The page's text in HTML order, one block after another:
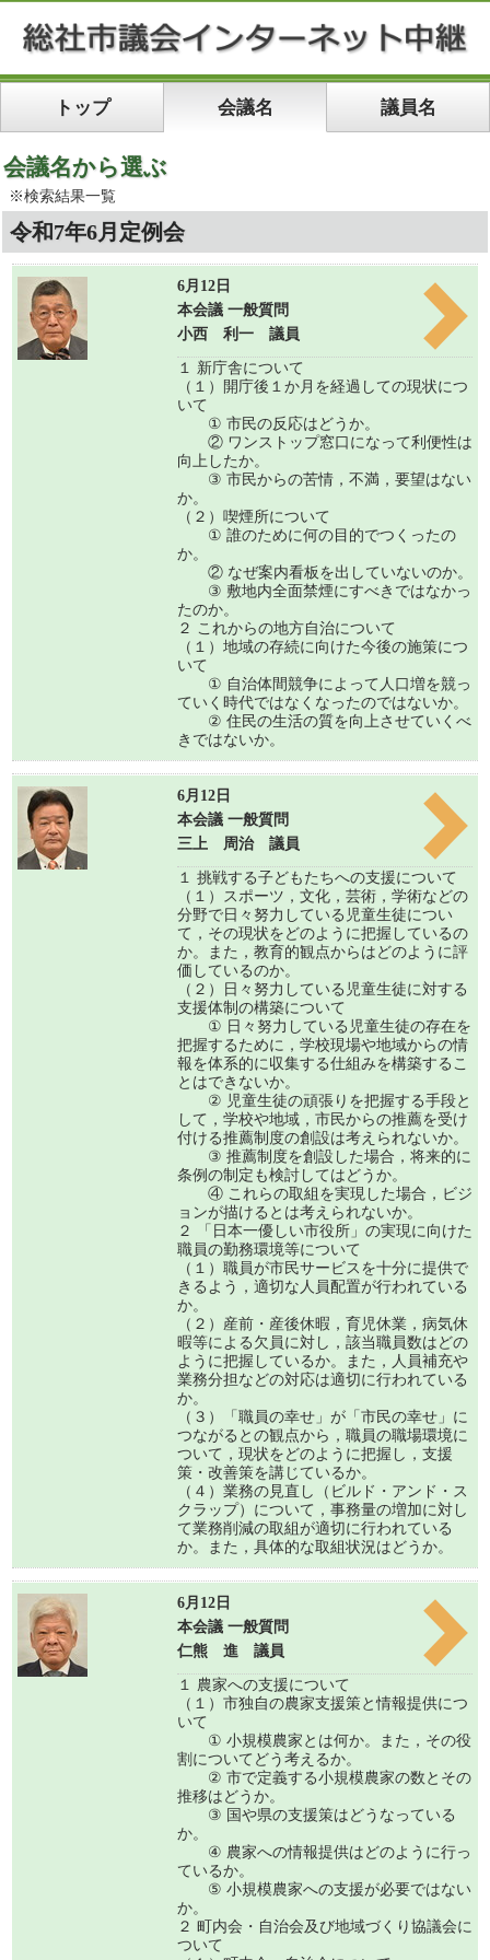
トップ 会議名 議員名
会議名から選ぶ
※検索結果一覧
令和7年6月定例会
6月12日
本会議 一般質問
小西 利一 議員
１ 新庁舎について
（１）開庁後１か月を経過しての現状につ
いて
① 市民の反応はどうか。
② ワンストップ窓口になって利便性は
向上したか。
③ 市民からの苦情，不満，要望はない
か。
（２）喫煙所について
① 誰のために何の目的でつくったの
か。
② なぜ案内看板を出していないのか。
③ 敷地内全面禁煙にすべきではなかっ
たのか。
２ これからの地方自治について
（１）地域の存続に向けた今後の施策につ
いて
① 自治体間競争によって人口増を競っ
ていく時代ではなくなったのではないか。
② 住民の生活の質を向上させていくべ
きではないか。
6月12日
本会議 一般質問
三上 周治 議員
１ 挑戦する子どもたちへの支援について
（１）スポーツ，文化，芸術，学術などの
分野で日々努力している児童生徒につい
て，その現状をどのように把握しているの
か。また，教育的観点からはどのように評
価しているのか。
（２）日々努力している児童生徒に対する
支援体制の構築について
① 日々努力している児童生徒の存在を
把握するために，学校現場や地域からの情
報を体系的に収集する仕組みを構築するこ
とはできないか。
② 児童生徒の頑張りを把握する手段と
して，学校や地域，市民からの推薦を受け
付ける推薦制度の創設は考えられないか。
③ 推薦制度を創設した場合，将来的に
条例の制定も検討してはどうか。
④ これらの取組を実現した場合，ビジ
ョンが描けるとは考えられないか。
２ 「日本一優しい市役所」の実現に向けた
職員の勤務環境等について
（１）職員が市民サービスを十分に提供で
きるよう，適切な人員配置が行われている
か。
（２）産前・産後休暇，育児休業，病気休
暇等による欠員に対し，該当職員数はどの
ように把握しているか。また，人員補充や
業務分担などの対応は適切に行われている
か。
（３）「職員の幸せ」が「市民の幸せ」に
つながるとの観点から，職員の職場環境に
ついて，現状をどのように把握し，支援
策・改善策を講じているか。
（４）業務の見直し（ビルド・アンド・ス
クラップ）について，事務量の増加に対し
て業務削減の取組が適切に行われている
か。また，具体的な取組状況はどうか。
6月12日
本会議 一般質問
仁熊 進 議員
１ 農家への支援について
（１）市独自の農家支援策と情報提供につ
いて
① 小規模農家とは何か。また，その役
割についてどう考えるか。
② 市で定義する小規模農家の数とその
推移はどうか。
③ 国や県の支援策はどうなっている
か。
④ 農家への情報提供はどのように行っ
ているか。
⑤ 小規模農家への支援が必要ではない
か。
２ 町内会・自治会及び地域づくり協議会に
ついて